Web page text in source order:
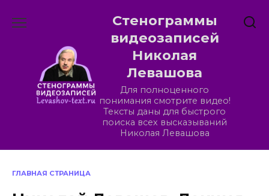
Стенограммы
видеозаписей
Николая
Левашова
Для полноценного
понимания смотрите видео!
Тексты даны для быстрого
поиска всех высказываний
Николая Левашова
ГЛАВНАЯ СТРАНИЦА